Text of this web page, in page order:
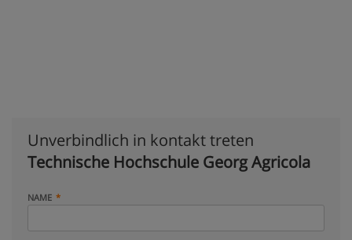
Unverbindlich in kontakt treten
Technische Hochschule Georg Agricola
NAME